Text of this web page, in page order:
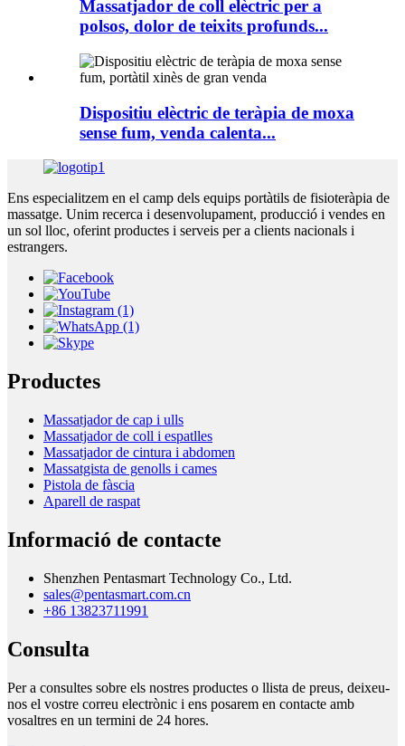
Massatjador de coll elèctric per a
polsos, dolor de teixits profunds...
Dispositiu elèctric de teràpia de moxa
sense fum, venda calenta...
Ens especialitzem en el camp dels equips portàtils de fisioteràpia de
massatge. Unim recerca i desenvolupament, producció i vendes en
un sol lloc, oferint productes i serveis per a clients nacionals i
estrangers.
Productes
Massatjador de cap i ulls
Massatjador de coll i espatlles
Massatjador de cintura i abdomen
Massatgista de genolls i cames
Pistola de fàscia
Aparell de raspat
Informació de contacte
Shenzhen Pentasmart Technology Co., Ltd.
sales@pentasmart.com.cn
+86 13823711991
Consulta
Per a consultes sobre els nostres productes o llista de preus, deixeu-
nos el vostre correu electrònic i ens posarem en contacte amb
vosaltres en un termini de 24 hores.